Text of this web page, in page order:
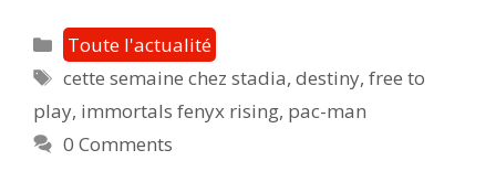
:
Catégories
Toute l'actualité
Étiquettes
cette semaine chez stadia,destiny,free to
play, immortals fenyx rising, pac-man
0 Comments